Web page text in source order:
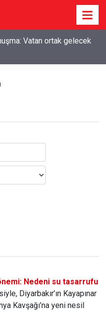
Vatan ortak gelecek
Nedeni su tasarrufu
Diyarbakır’ın Kayapınar
Kavşağı’na yeni nesil